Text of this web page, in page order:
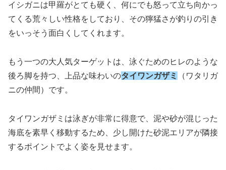
イシガニは甲羅がとても硬く、何にでも怒って立ち向かっ
てくる荒々しい性格をしており、その獰猛さが釣りの引き
をいっそう面白くしてくれます。
もう一つの大人気ターゲットは、泳ぐためのヒレのような
後ろ脚を持つ、上品な味わいのタイワンガザミ
（ワタリガ
ニの仲間）です。
タイワンガザミは泳ぎが非常に得意で、泥や砂が混じった
海底を素早く移動するため、少し開けた砂泥エリアが隣接
するポイントでよく姿を見せます。